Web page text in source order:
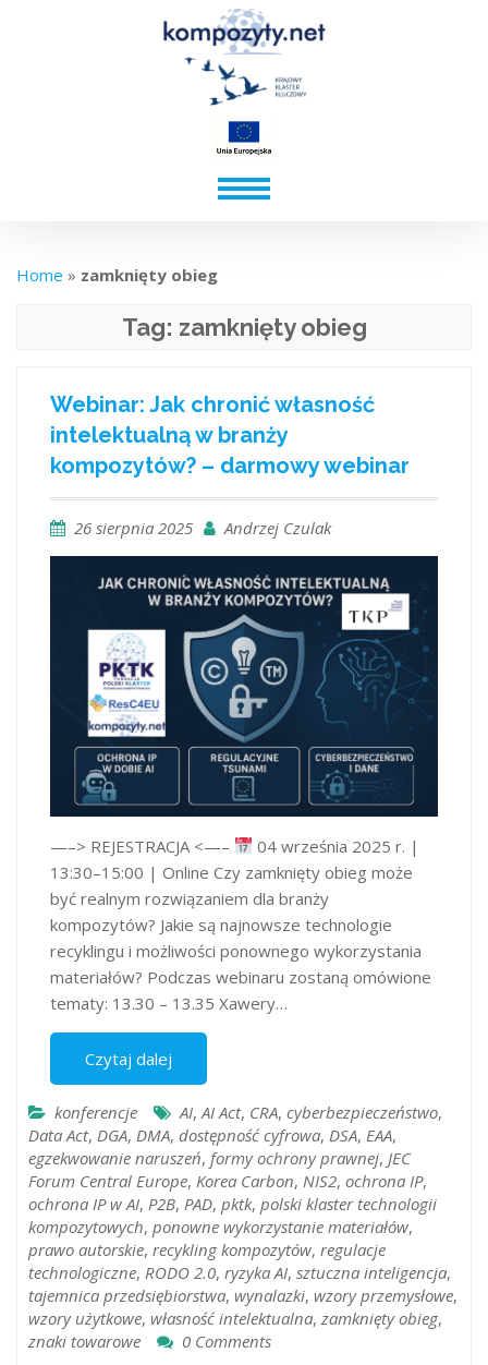
Home » zamknięty obieg
Tag: zamknięty obieg
Webinar: Jak chronić własność
intelektualną w branży
kompozytów? – darmowy webinar
26 sierpnia 2025 Andrzej Czulak
—–> REJESTRACJA <—–
04 września 2025 r. |
13:30–15:00 | Online Czy zamknięty obieg może
być realnym rozwiązaniem dla branży
kompozytów? Jakie są najnowsze technologie
recyklingu i możliwości ponownego wykorzystania
materiałów? Podczas webinaru zostaną omówione
tematy: 13.30 – 13.35 Xawery…
Czytaj dalej
konferencje AI, AI Act, CRA, cyberbezpieczeństwo,
Data Act, DGA, DMA, dostępność cyfrowa, DSA, EAA,
egzekwowanie naruszeń, formy ochrony prawnej, JEC
Forum Central Europe, Korea Carbon, NIS2, ochrona IP,
ochrona IP w AI, P2B, PAD, pktk, polski klaster technologii
kompozytowych, ponowne wykorzystanie materiałów,
prawo autorskie, recykling kompozytów, regulacje
technologiczne, RODO 2.0, ryzyka AI, sztuczna inteligencja,
tajemnica przedsiębiorstwa, wynalazki, wzory przemysłowe,
wzory użytkowe, własność intelektualna, zamknięty obieg,
znaki towarowe
0 Comments